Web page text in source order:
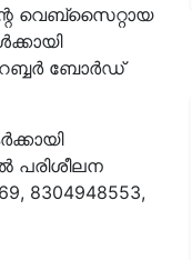
വെബ്‌സൈറ്റായ
ബോർഡ്
പരിശീലന
8304948553,